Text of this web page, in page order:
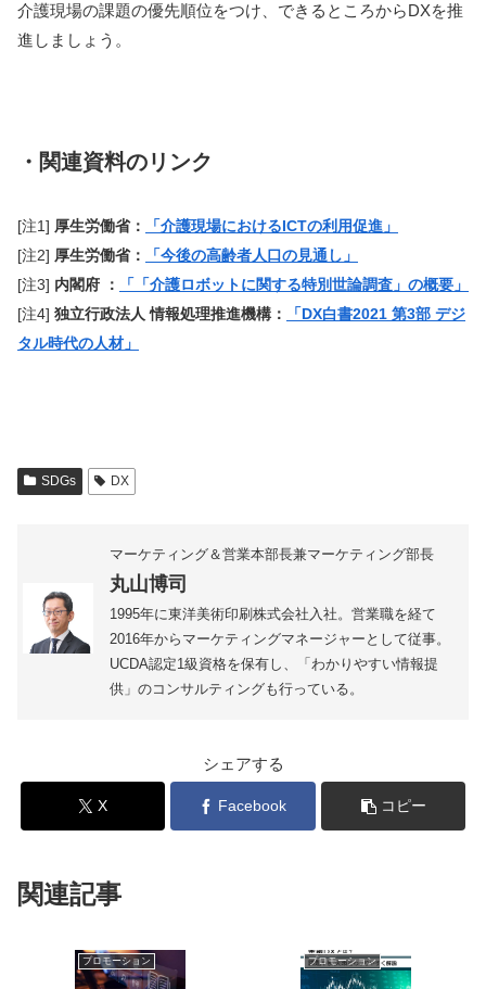
介護現場の課題の優先順位をつけ、できるところからDXを推
進しましょう。
・関連資料のリンク
[注1] 厚生労働省：
「介護現場におけるICTの利用促進」
[注2] 厚生労働省：
「今後の高齢者人口の見通し」
[注3] 内閣府 ：
「「介護ロボットに関する特別世論調査」の概要」
[注4] 独立行政法人 情報処理推進機構：
「DX白書2021 第3部 デジ
タル時代の人材」
SDGs DX
マーケティング＆営業本部長兼マーケティング部長
丸山博司
1995年に東洋美術印刷株式会社入社。営業職を経て
2016年からマーケティングマネージャーとして従事。
UCDA認定1級資格を保有し、「わかりやすい情報提
供」のコンサルティングも行っている。
シェアする
X Facebook コピー
関連記事
プロモーション プロモーション